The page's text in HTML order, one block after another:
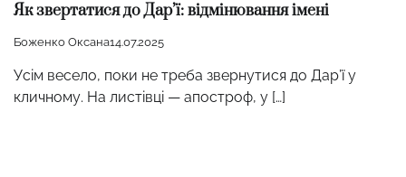
Як звертатися до Дар’ї: відмінювання імені
Боженко Оксана14.07.2025
Усім весело, поки не треба звернутися до Дар’ї у
кличному. На листівці — апостроф, у […]